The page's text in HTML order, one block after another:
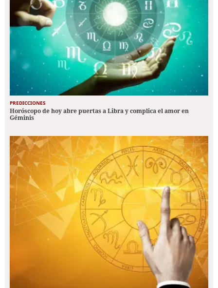
PREDICCIONES
Horóscopo de hoy abre puertas a Libra y complica el amor en
Géminis